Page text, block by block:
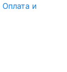
Оплата и